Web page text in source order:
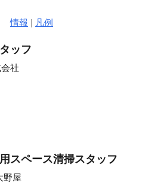
情報 | 凡例
ッフ
社
スペース清掃スタッフ
野屋